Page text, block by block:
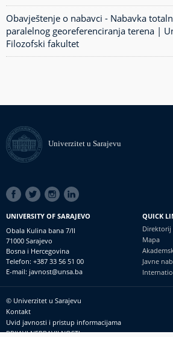
Obavještenje o nabavci - Nabavka
paralelnog georeferenciranja terena |
Filozofski fakultet
Univerzitet u Sarajevu
SOCIAL
LINKS
UNIVERSITY OF SARAJEVO
Obala Kulina bana 7/II
71000 Sarajevo
Bosna i Hercegovina
Telefon: +387 33 56 51 00
E-mail: javnost@unsa.ba
QUICK
Direktorij
Mapa
Javne
Footer
meni
© Univerzitet u Sarajevu
Kontakt
Uvid javnosti i pristup informacijama
PRIJAVI NEPRAVILNOSTI